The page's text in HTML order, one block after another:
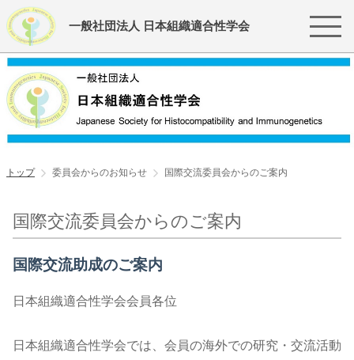
一般社団法人 日本組織適合性学会
トップ 委員会からのお知らせ 国際交流委員会からのご案内
国際交流委員会からのご案内
国際交流助成のご案内
日本組織適合性学会会員各位
日本組織適合性学会では、会員の海外での研究・交流活動